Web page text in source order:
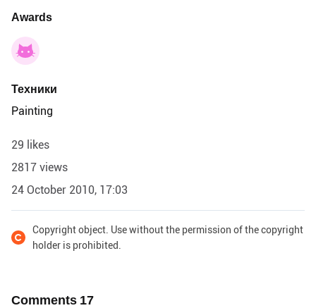
Awards
Техники
Painting
29 likes
2817 views
24 October 2010, 17:03
Copyright object. Use without the permission of the copyright
holder is prohibited.
Comments 17